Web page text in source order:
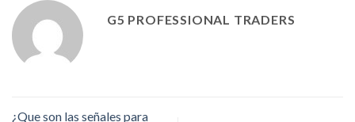
G5 PROFESSIONAL TRADERS
¿Que son las señales para